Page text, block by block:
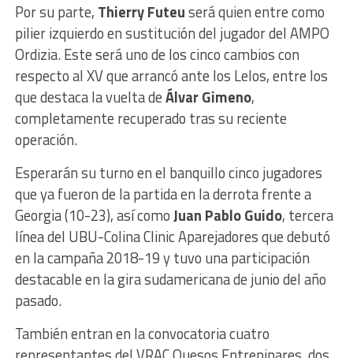
Por su parte, Thierry Futeuserá quien entre como
pilier izquierdo en sustitución del jugador del AMPO
Ordizia. Este será uno de los cinco cambios con
respecto al XV que arrancó ante los Lelos, entre los
que destaca la vuelta deÁlvar Gimeno,
completamente recuperado tras su reciente
operación.
Esperarán su turno en el banquillo cinco jugadores
que ya fueron de la partida en la derrota frente a
Georgia (10-23), así comoJuan Pablo Guido, tercera
línea del UBU-Colina Clinic Aparejadores que debutó
en la campaña 2018-19 y tuvo una participación
destacable en la gira sudamericana de junio del año
pasado.
También entran en la convocatoria cuatro